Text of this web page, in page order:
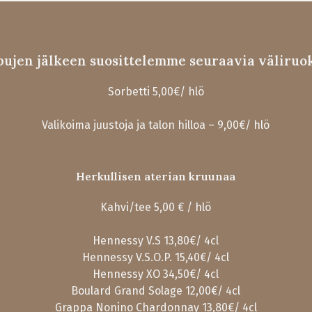
jälkeen suosittelemme seuraavia
Sorbetti 5,00€/ hlö
Valikoima juustoja ja talon hilloa – 9,00€/ hlö
Herkullisen aterian kruunaa
Kahvi/tee 5,00 € / hlö
Hennessy V.S ​​​13,80€/ 4cl
Hennessy V.S.O.P. ​​15,40€/ 4cl
Hennessy XO​​​ 34,50€/ 4cl
Boulard Grand Solage 12,00€/ 4cl
Grappa Nonino Chardonnay​ 13,80€/ 4cl